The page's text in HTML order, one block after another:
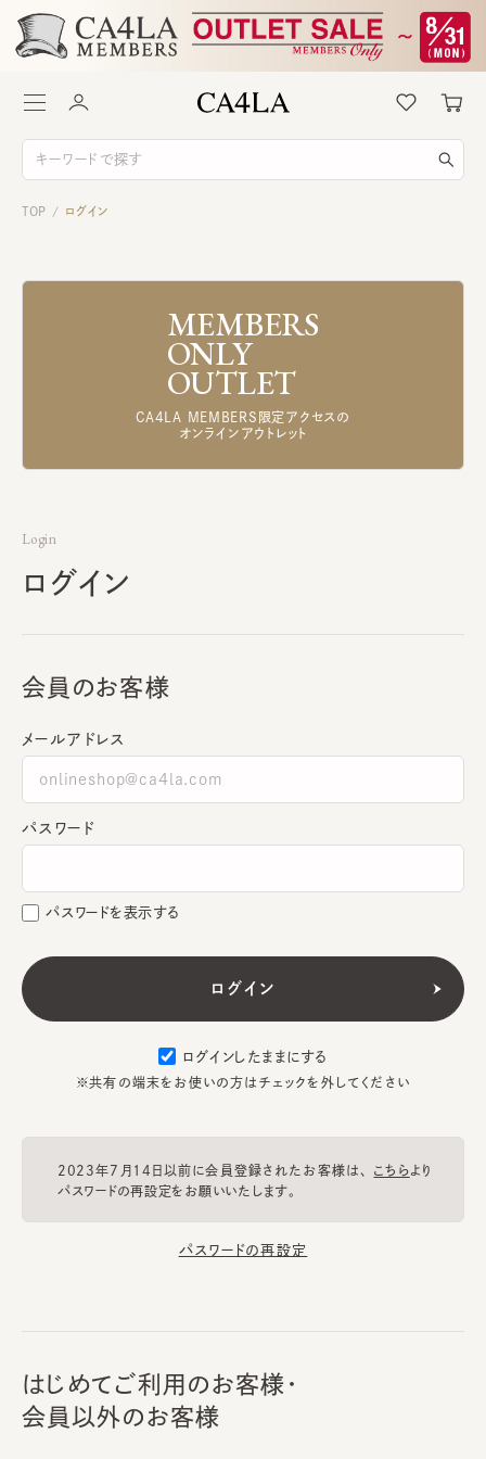
TOP / ログイン
MEMBERS
ONLY
OUTLET
CA4LA MEMBERS限定アクセスの
オンラインアウトレット
Login
ログイン
会員のお客様
メールアドレス
パスワード
パスワードを表示する
ログインしたままにする
※共有の端末をお使いの方はチェックを外してください
2023年7月14日以前に会員登録されたお客様は、 こちらより
パスワードの再設定をお願いいたします。
パスワードの再設定
はじめてご利用のお客様・
会員以外のお客様